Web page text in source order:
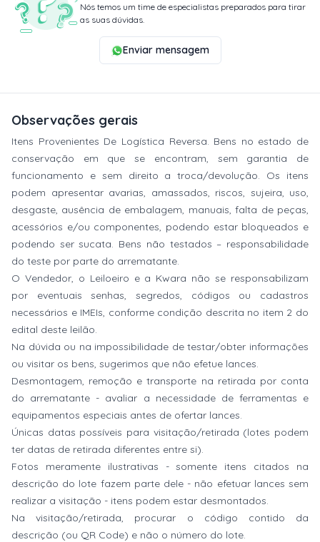
Nós temos um time de especialistas preparados para tirar
as suas dúvidas.
Enviar mensagem
Observações gerais
Itens Provenientes De Logística Reversa. Bens no estado de
conservação em que se encontram, sem garantia de
funcionamento e sem direito a troca/devolução. Os itens
podem apresentar avarias, amassados, riscos, sujeira, uso,
desgaste, ausência de embalagem, manuais, falta de peças,
acessórios e/ou componentes, podendo estar bloqueados e
podendo ser sucata. Bens não testados – responsabilidade
do teste por parte do arrematante.
O Vendedor, o Leiloeiro e a Kwara não se responsabilizam
por eventuais senhas, segredos, códigos ou cadastros
necessários e IMEIs, conforme condição descrita no item 2 do
edital deste leilão.
Na dúvida ou na impossibilidade de testar/obter informações
ou visitar os bens, sugerimos que não efetue lances.
Desmontagem, remoção e transporte na retirada por conta
do arrematante - avaliar a necessidade de ferramentas e
equipamentos especiais antes de ofertar lances.
Únicas datas possíveis para visitação/retirada (lotes podem
ter datas de retirada diferentes entre si).
Fotos meramente ilustrativas - somente itens citados na
descrição do lote fazem parte dele - não efetuar lances sem
realizar a visitação - itens podem estar desmontados.
Na visitação/retirada, procurar o código contido da
descrição (ou QR Code) e não o número do lote.